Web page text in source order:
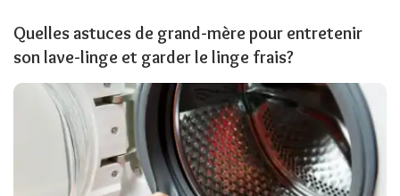
Quelles astuces de grand-mère pour entretenir
son lave-linge et garder le linge frais?